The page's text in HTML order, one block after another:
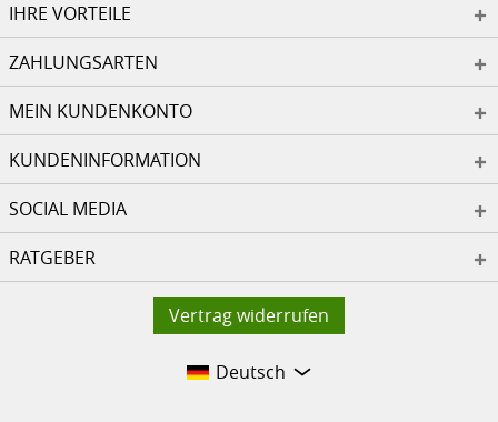
IHRE VORTEILE
ZAHLUNGSARTEN
MEIN KUNDENKONTO
KUNDENINFORMATION
SOCIAL MEDIA
RATGEBER
Vertrag widerrufen
Deutsch